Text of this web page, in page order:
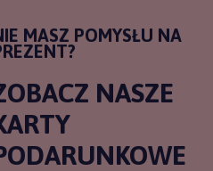
MASZ POMYSŁU NA
NASZE